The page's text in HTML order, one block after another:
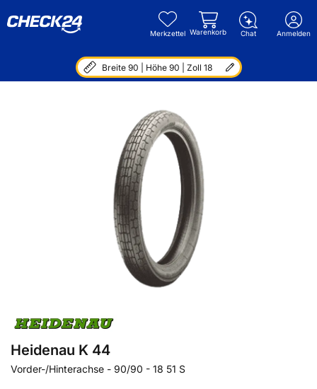
Merkzettel Warenkorb Chat Anmelden
Breite 90 | Höhe 90 | Zoll 18
Heidenau K 44
Vorder-/Hinterachse - 90/90 - 18 51 S